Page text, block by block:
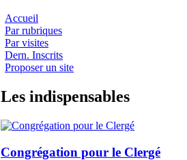
Accueil
Par rubriques
Par visites
Dern. Inscrits
Proposer un site
Les indispensables
Congrégation pour le Clergé